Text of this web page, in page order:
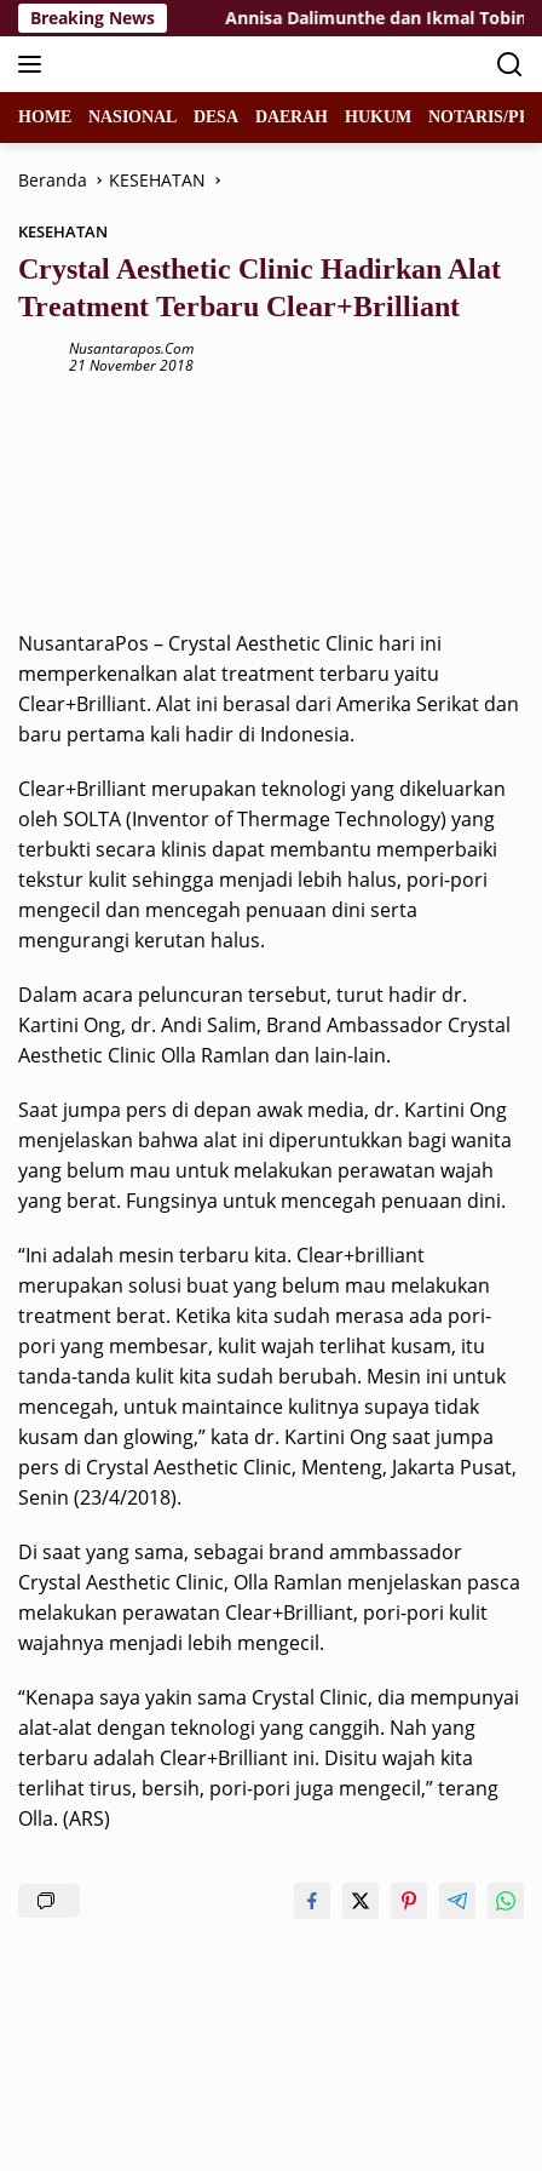
Langsung
ke
konten
Breaking News
Rakyat Tuban Annisa Dalimunthe dan Ikmal Tobing
HOME NASIONAL DESA DAERAH HUKUM NOTARIS/
Beranda KESEHATAN
KESEHATAN
Crystal Aesthetic Clinic Hadirkan Alat
Treatment Terbaru Clear+Brilliant
Nusantarapos.com
21 November 2018
NusantaraPos – Crystal Aesthetic Clinic hari ini
memperkenalkan alat treatment terbaru yaitu
Clear+Brilliant. Alat ini berasal dari Amerika Serikat dan
baru pertama kali hadir di Indonesia.
Clear+Brilliant merupakan teknologi yang dikeluarkan
oleh SOLTA (Inventor of Thermage Technology) yang
terbukti secara klinis dapat membantu memperbaiki
tekstur kulit sehingga menjadi lebih halus, pori-pori
mengecil dan mencegah penuaan dini serta
mengurangi kerutan halus.
Dalam acara peluncuran tersebut, turut hadir dr.
Kartini Ong, dr. Andi Salim, Brand Ambassador Crystal
Aesthetic Clinic Olla Ramlan dan lain-lain.
Saat jumpa pers di depan awak media, dr. Kartini Ong
menjelaskan bahwa alat ini diperuntukkan bagi wanita
yang belum mau untuk melakukan perawatan wajah
yang berat. Fungsinya untuk mencegah penuaan dini.
“Ini adalah mesin terbaru kita. Clear+brilliant
merupakan solusi buat yang belum mau melakukan
treatment berat. Ketika kita sudah merasa ada pori-
pori yang membesar, kulit wajah terlihat kusam, itu
tanda-tanda kulit kita sudah berubah. Mesin ini untuk
mencegah, untuk maintaince kulitnya supaya tidak
kusam dan glowing,” kata dr. Kartini Ong saat jumpa
pers di Crystal Aesthetic Clinic, Menteng, Jakarta Pusat,
Senin (23/4/2018).
Di saat yang sama, sebagai brand ammbassador
Crystal Aesthetic Clinic, Olla Ramlan menjelaskan pasca
melakukan perawatan Clear+Brilliant, pori-pori kulit
wajahnya menjadi lebih mengecil.
“Kenapa saya yakin sama Crystal Clinic, dia mempunyai
alat-alat dengan teknologi yang canggih. Nah yang
terbaru adalah Clear+Brilliant ini. Disitu wajah kita
terlihat tirus, bersih, pori-pori juga mengecil,” terang
Olla. (ARS)